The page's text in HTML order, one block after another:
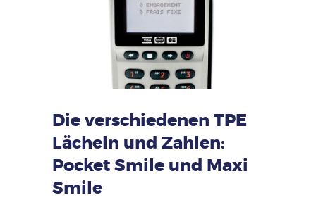
Die verschiedenen TPE
Lächeln und Zahlen:
Pocket Smile und Maxi
Smile